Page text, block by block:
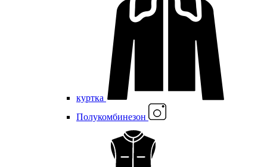
куртка
Полукомбинезон